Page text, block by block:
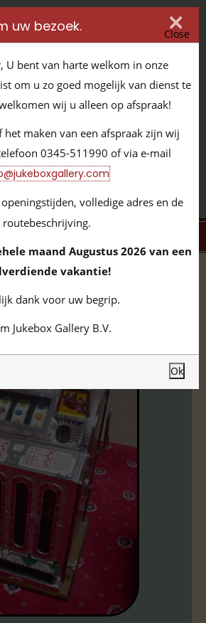
ALL ABOUT JUKEBOXES
/ 4143 HS LEERDAM / TEL:
0345 - 511990
/ slotmachines
uw bezoek. Close
U bent van harte welkom in onze
om u zo goed mogelijk van dienst te
wij u alleen op afspraak!
het maken van een afspraak zijn wij
0345-511990 of via e-mail
volledige adres en de
routebeschrijving.
maand Augustus 2026 van een
vakantie!
dank voor uw begrip.
Jukebox Gallery B.V.
Ok